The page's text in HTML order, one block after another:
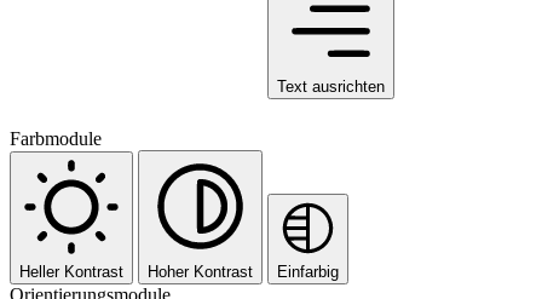
Text ausrichten
Farbmodule
Heller Kontrast Hoher Kontrast Einfarbig
Orientierungsmodule